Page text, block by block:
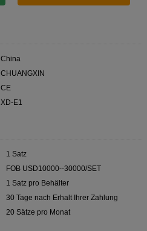
China
CHUANGXIN
CE
XD-E1
1 Satz
FOB USD10000--30000/SET
1 Satz pro Behälter
30 Tage nach Erhalt Ihrer Zahlung
20 Sätze pro Monat